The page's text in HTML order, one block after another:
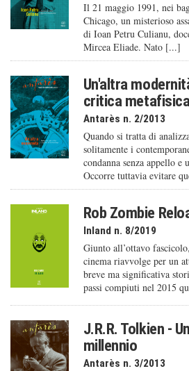
Il 21 maggio 1991, nei
Chicago, un misterioso
di Ioan Petru Culianu,
Mircea Eliade. Nato [...]
Un'altra
critica
Antarès n. 2/2013
Quando si tratta di
solitamente i
condanna senza appello e
Occorre tuttavia evitare
Rob Zombie
Inland n. 8/2019
Giunto all’ottavo
cinema riavvolge per un
breve ma significativa
passi compiuti nel 2015
J.R.R. Tolkien -
millennio
Antarès n. 3/2013